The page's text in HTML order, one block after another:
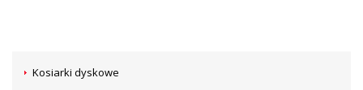
Kosiarki dyskowe